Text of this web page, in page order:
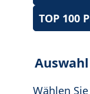
TOP 100
Wählen